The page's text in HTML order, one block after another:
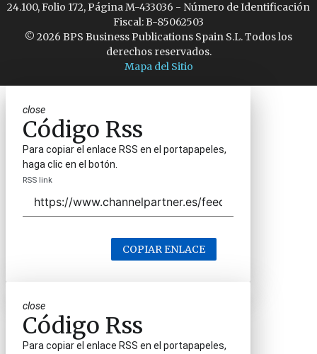
24.100, Folio 172, Página M-433036 - Número de Identificación
Fiscal: B-85062503
© 2026 BPS Business Publications Spain S.L. Todos los
derechos reservados.
Mapa del Sitio
close
Código Rss
Para copiar el enlace RSS en el portapapeles,
haga clic en el botón.
RSS link
COPIAR ENLACE
close
Código Rss
Para copiar el enlace RSS en el portapapeles,